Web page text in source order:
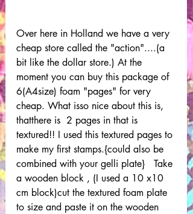
Over here in Holland we have a very
cheap store called the "action"....(a
bit like the dollar store.) At the
moment you can buy this package of
6(A4size) foam "pages" for very
cheap. What isso nice about this is,
thatthere is  2 pages in that is
textured!! I used this textured pages to
make my first stamps.{could also be
combined with your gelli plate}   Take
a wooden block , (I used a 10 x10
cm block)cut the textured foam plate
to size and paste it on the wooden